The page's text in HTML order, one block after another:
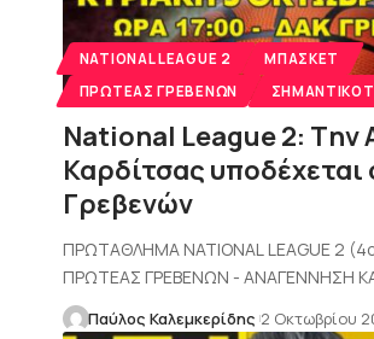
NATIONAL LEAGUE 2
ΜΠΆΣΚΕΤ
ΠΡΩΤΈΑΣ ΓΡΕΒΕΝΏΝ
Νational League 2: Tην
Καρδίτσας
Γρεβενών
ΠΡΩΤΑΘΛΗΜΑ NATIONAL LEAGUE 2
ΠΡΩΤΕΑΣ ΓΡΕΒΕΝΩΝ - ΑΝΑΓΕΝΝΗΣΗ
Παύλος Καλεμκερίδης 2 Οκτωβρίου